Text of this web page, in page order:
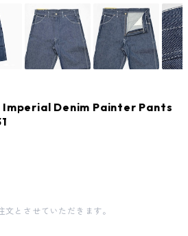
Imperial Denim Painter Pants
文とさせていただきます。